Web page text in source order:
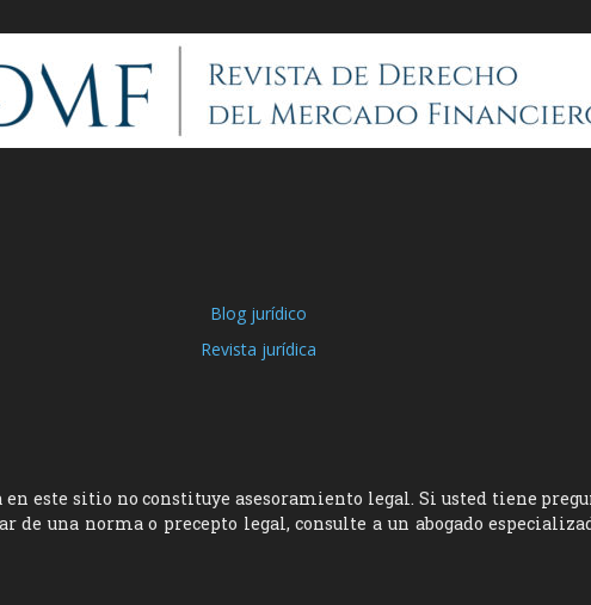
Blog jurídico
Revista jurídica
este sitio no constituye asesoramiento legal. Si usted tiene
de una norma o precepto legal, consulte a un abogado